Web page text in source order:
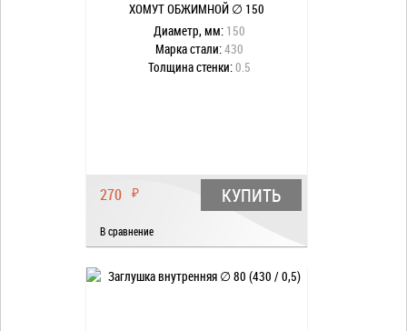
ХОМУТ ОБЖИМНОЙ ∅ 150
Диаметр, мм: 150
Марка стали:430
Толщина стенки:0.5
270 ₽ КУПИТЬ
В сравнение